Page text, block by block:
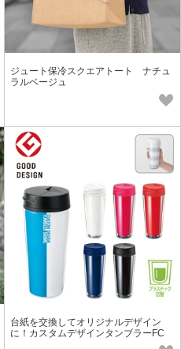
ジュート保冷スクエアトート ナチュ
ラルベージュ
台紙を交換してオリジナルデザイン
に！カスタムデザインタンブラーFC